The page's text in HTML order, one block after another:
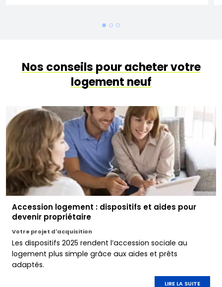
Nos conseils pour acheter votre
logement neuf
Accession logement : dispositifs et aides pour
devenir propriétaire
Votre projet d'acquisition
Les dispositifs 2025 rendent l’accession sociale au
logement plus simple grâce aux aides et prêts
adaptés.
LIRE LA SUITE